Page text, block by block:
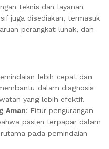
teknis dan layanan
juga disediakan, termasuk
perangkat lunak, dan
lebih cepat dan
dalam diagnosis
yang lebih efektif.
Aman: Fitur pengurangan
pasien terpapar dalam
pada pemindaian